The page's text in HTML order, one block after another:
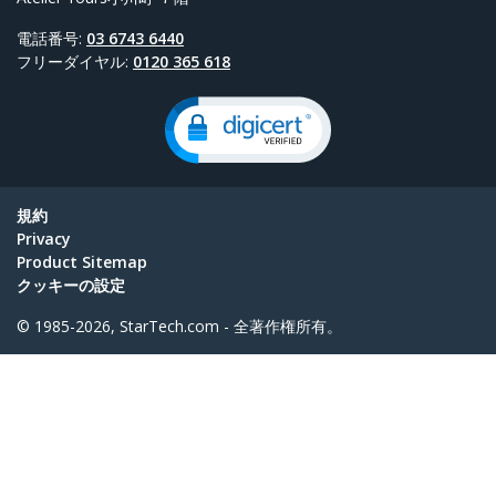
電話番号: 03 6743 6440
フリーダイヤル: 0120 365 618
規約
Privacy
Product Sitemap
クッキーの設定
© 1985-2026, StarTech.com - 全著作権所有。